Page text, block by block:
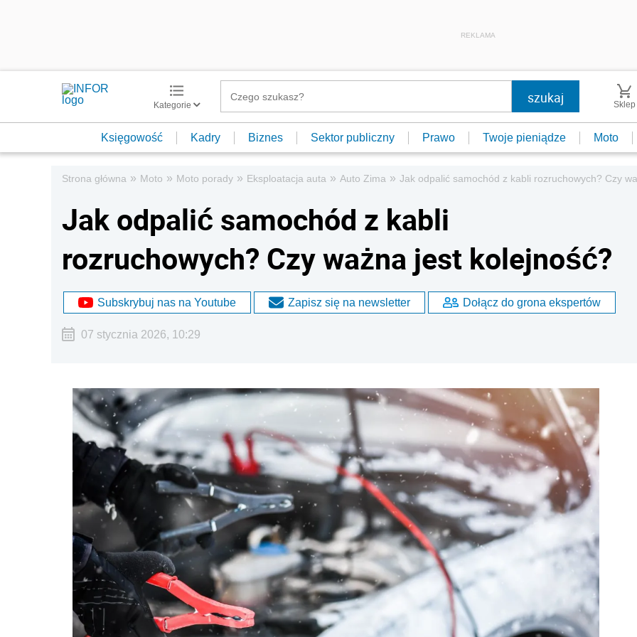
REKLAMA
Kategorie Sklep
Księgowość Kadry Biznes Sektor publiczny Prawo Twoje pieniądze Moto
Strona główna » Moto » Moto porady » Eksploatacja auta » Auto Zima » Jak odpalić samochód z kabli rozruchowych? Czy
Jak odpalić samochód z kabli
rozruchowych? Czy ważna jest kolejność?
Subskrybuj nas na Youtube Zapisz się na newsletter Dołącz do grona ekspertów
07 stycznia 2026, 10:29